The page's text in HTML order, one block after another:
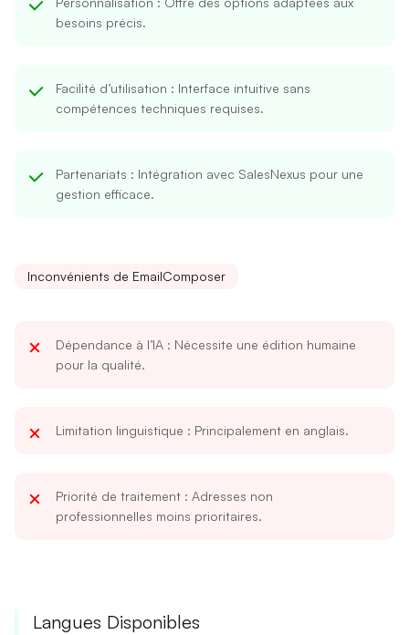
besoins précis.
Facilité d’utilisation : Interface intuitive sans
compétences techniques requises.
Partenariats : Intégration avec SalesNexus pour une
gestion efficace.
Inconvénients de EmailComposer
Dépendance à l’IA : Nécessite une édition humaine
pour la qualité.
Limitation linguistique : Principalement en anglais.
Priorité de traitement : Adresses non
professionnelles moins prioritaires.
Langues Disponibles